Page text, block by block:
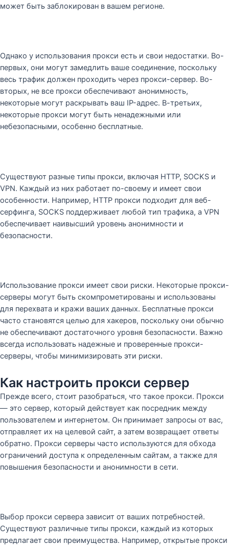
может быть заблокирован в вашем регионе.
Однако у использования прокси есть и свои недостатки. Во-
первых, они могут замедлить ваше соединение, поскольку
весь трафик должен проходить через прокси-сервер. Во-
вторых, не все прокси обеспечивают анонимность,
некоторые могут раскрывать ваш IP-адрес. В-третьих,
некоторые прокси могут быть ненадежными или
небезопасными, особенно бесплатные.
Существуют разные типы прокси, включая HTTP, SOCKS и
VPN. Каждый из них работает по-своему и имеет свои
особенности. Например, HTTP прокси подходит для веб-
серфинга, SOCKS поддерживает любой тип трафика, а VPN
обеспечивает наивысший уровень анонимности и
безопасности.
Использование прокси имеет свои риски. Некоторые прокси-
серверы могут быть скомпрометированы и использованы
для перехвата и кражи ваших данных. Бесплатные прокси
часто становятся целью для хакеров, поскольку они обычно
не обеспечивают достаточного уровня безопасности. Важно
всегда использовать надежные и проверенные прокси-
серверы, чтобы минимизировать эти риски.
Как настроить прокси сервер
Прежде всего, стоит разобраться, что такое прокси. Прокси
— это сервер, который действует как посредник между
пользователем и интернетом. Он принимает запросы от вас,
отправляет их на целевой сайт, а затем возвращает ответы
обратно. Прокси серверы часто используются для обхода
ограничений доступа к определенным сайтам, а также для
повышения безопасности и анонимности в сети.
Выбор прокси сервера зависит от ваших потребностей.
Существуют различные типы прокси, каждый из которых
предлагает свои преимущества. Например, открытые прокси